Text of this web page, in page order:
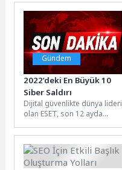
Gündem
2022’deki En Büyük 10
Siber Saldırı
Dijital güvenlikte dünya lideri
olan ESET, son 12 ayda
etkileyen, en kötü...